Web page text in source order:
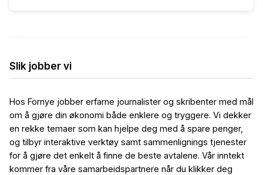
Slik jobber vi
Hos Fornye jobber erfarne journalister og skribenter med mål
om å gjøre din økonomi både enklere og tryggere. Vi dekker
en rekke temaer som kan hjelpe deg med å spare penger,
og tilbyr interaktive verktøy samt sammenlignings tjenester
for å gjøre det enkelt å finne de beste avtalene. Vår inntekt
kommer fra våre samarbeidspartnere når du klikker deg